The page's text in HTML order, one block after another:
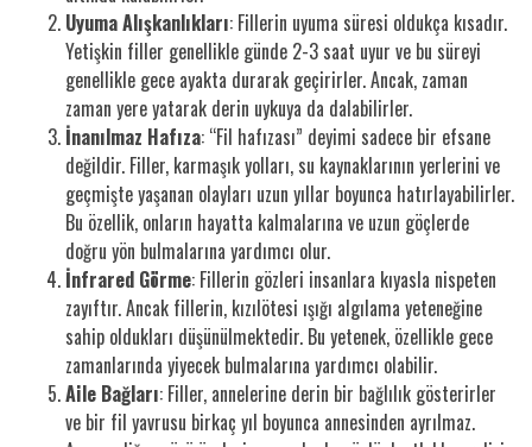
Uyuma Alışkanlıkları: Fillerin uyuma süresi oldukça kısadır.
Yetişkin filler genellikle günde 2-3 saat uyur ve bu süreyi
genellikle gece ayakta durarak geçirirler. Ancak, zaman
zaman yere yatarak derin uykuya da dalabilirler.
İnanılmaz Hafıza: “Fil hafızası” deyimi sadece bir efsane
değildir. Filler, karmaşık yolları, su kaynaklarının yerlerini ve
geçmişte yaşanan olayları uzun yıllar boyunca hatırlayabilirler.
Bu özellik, onların hayatta kalmalarına ve uzun göçlerde
doğru yön bulmalarına yardımcı olur.
İnfrared Görme: Fillerin gözleri insanlara kıyasla nispeten
zayıftır. Ancak fillerin, kızılötesi ışığı algılama yeteneğine
sahip oldukları düşünülmektedir. Bu yetenek, özellikle gece
zamanlarında yiyecek bulmalarına yardımcı olabilir.
Aile Bağları: Filler, annelerine derin bir bağlılık gösterirler
ve bir fil yavrusu birkaç yıl boyunca annesinden ayrılmaz.